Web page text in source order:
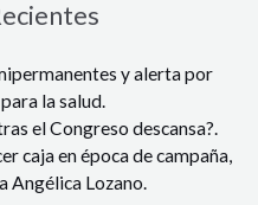
y alerta por
la salud.
el Congreso descansa?.
caja en época de campaña,
Angélica Lozano.